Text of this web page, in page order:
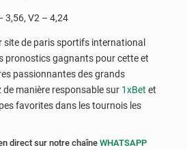
3,56, V2 – 4,24
site de paris sportifs international
pronostics gagnants pour cette et
passionnantes des grands
manière responsable sur 1xBet et
favorites dans les tournois les
direct sur notre chaîne WHATSAPP